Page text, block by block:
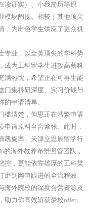
读证实）、小我简历等原
模块阐扬。相较于其他顶尖
，为出色学生供应了更众机
业，以全英顶尖的学科势
成为工科留学生进攻高薪科
满热忱，希望正在可再生能
门集科研深度、实习价钱与
申请清单。
清楚，但思正在浩繁申请
申请原料至合紧张。此时，
凯旋率。天津立思辰留学行
海外教养布景照管团队，
控，更能依靠雄厚的工科类
磨到网申跟进的全流程效
海外院校的深度合营资源及
力你高效斩获梦校offer。